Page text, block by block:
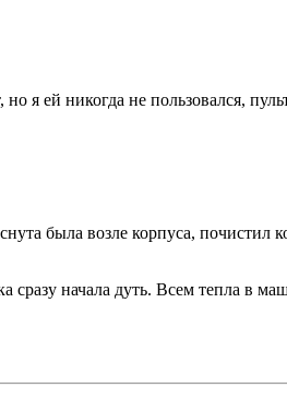
я ей никогда не пользовался,
была возле корпуса,
сразу начала дуть. Всем тепла в